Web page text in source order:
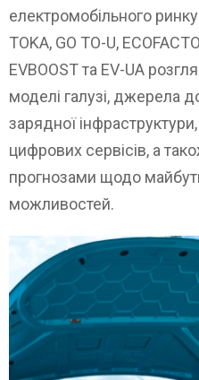
електромобільного
TOKA, GO TO-U,
EVBOOST та EV-UA
моделі галузі, джерела
зарядної
цифрових сервісів, а
прогнозами щодо
можливостей.